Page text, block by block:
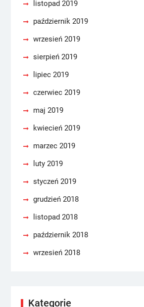
listopad 2019
październik 2019
wrzesień 2019
sierpień 2019
lipiec 2019
czerwiec 2019
maj 2019
kwiecień 2019
marzec 2019
luty 2019
styczeń 2019
grudzień 2018
listopad 2018
październik 2018
wrzesień 2018
Kategorie